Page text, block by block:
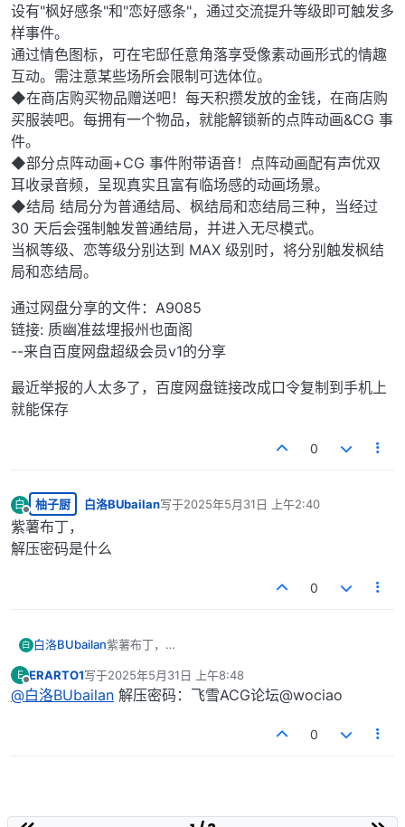
设有"枫好感条"和"恋好感条"，通过交流提升等级即可触发多
样事件。
通过情色图标，可在宅邸任意角落享受像素动画形式的情趣
互动。需注意某些场所会限制可选体位。
◆在商店购买物品赠送吧！每天积攒发放的金钱，在商店购
买服装吧。每拥有一个物品，就能解锁新的点阵动画&CG 事
件。
◆部分点阵动画+CG 事件附带语音！点阵动画配有声优双
耳收录音频，呈现真实且富有临场感的动画场景。
◆结局 结局分为普通结局、枫结局和恋结局三种，当经过
30 天后会强制触发普通结局，并进入无尽模式。
当枫等级、恋等级分别达到 MAX 级别时，将分别触发枫结
局和恋结局。
通过网盘分享的文件：A9085
链接: 质幽准兹埋报州也面阁
--来自百度网盘超级会员v1的分享
最近举报的人太多了，百度网盘链接改成口令复制到手机上
就能保存
0
白
离线
柚子厨 白洛BUbailan写于2025年5月31日 上午2:40
最后由 编辑
紫薯布丁，
解压密码是什么
0
白 白洛BUbailan紫薯布丁，
E
离线
ERARTO1写于2025年5月31日 上午8:48
最后由 编辑
@白洛BUbailan 解压密码：飞雪ACG论坛@wociao
0